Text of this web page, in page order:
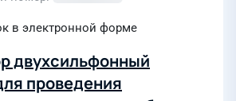
в электронной форме
двухсильфонный
проведения